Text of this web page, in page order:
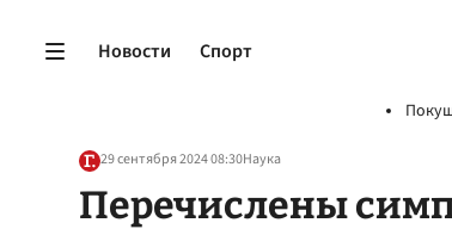
Новости Спорт
29 сентября 2024 08:30Наука
Перечислены